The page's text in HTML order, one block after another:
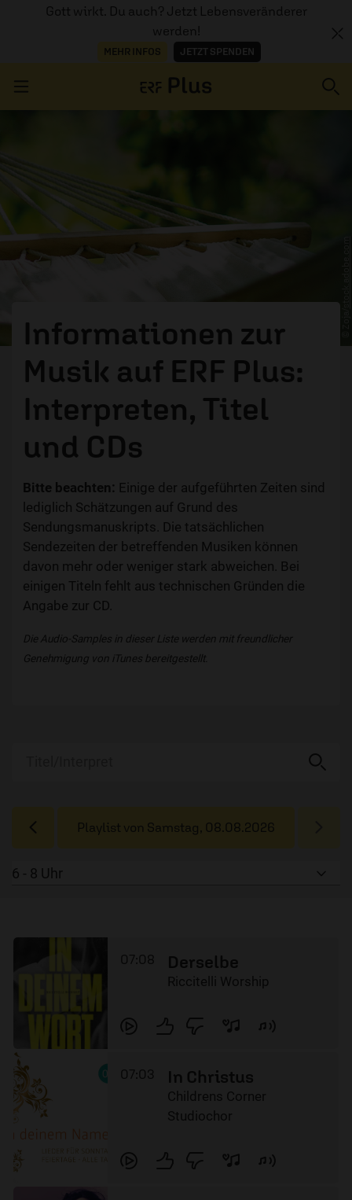
Gott wirkt. Du auch? Jetzt Lebensveränderer
werden!
MEHR INFOS JETZT SPENDEN
PROGRAMM
ÜBER
Informationen zur
Musik auf ERF Plus:
Interpreten, Titel
und CDs
Bitte beachten: Einige der aufgeführten Zeiten sind
lediglich Schätzungen auf Grund des
Sendungsmanuskripts. Die tatsächlichen
Sendezeiten der betreffenden Musiken können
davon mehr oder weniger stark abweichen. Bei
einigen Titeln fehlt aus technischen Gründen die
Angabe zur CD.
Die Audio-Samples in dieser Liste werden mit freundlicher
Genehmigung von iTunes bereitgestellt.
Playlist von Samstag, 08.08.2026
07:08 Derselbe
Riccitelli Worship
07:03 In Christus
Childrens Corner
Studiochor